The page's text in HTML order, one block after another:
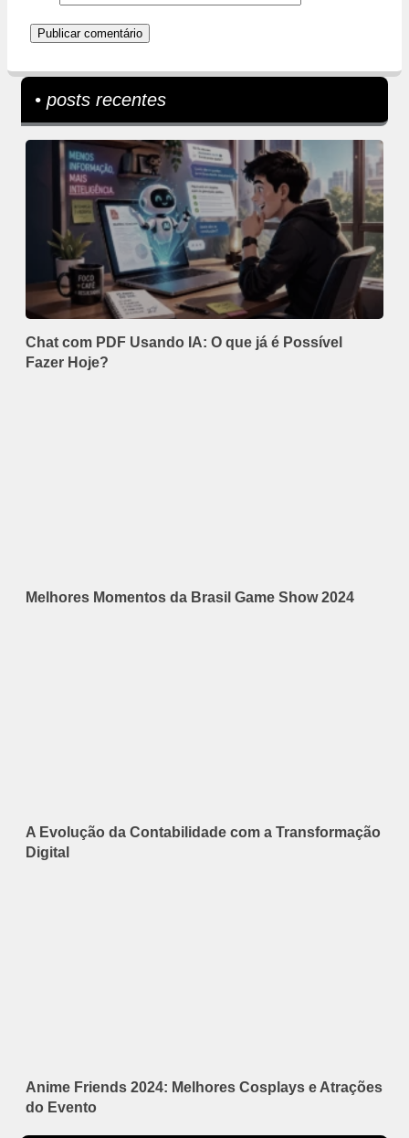
• posts recentes
Chat com PDF Usando IA: O que já é Possível
Fazer Hoje?
Melhores Momentos da Brasil Game Show 2024
A Evolução da Contabilidade com a Transformação
Digital
Anime Friends 2024: Melhores Cosplays e Atrações
do Evento